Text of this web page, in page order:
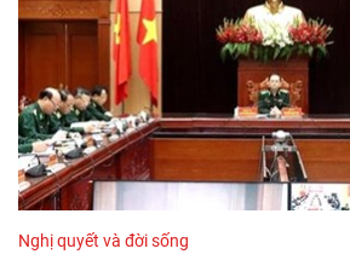
Nghị quyết và đời sống